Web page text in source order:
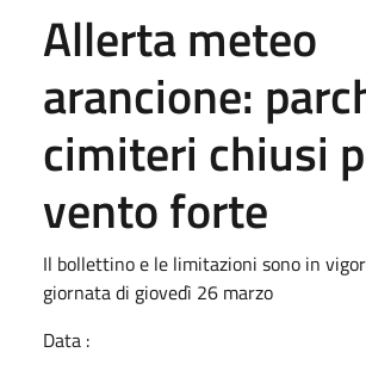
Allerta meteo
arancione:
cimiteri chiusi
vento forte
Il bollettino e le limitazioni sono in
giornata di giovedì 26 marzo
Data :